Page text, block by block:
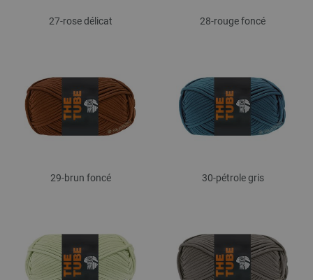
27-rose délicat 28-rouge foncé
29-brun foncé 30-pétrole gris